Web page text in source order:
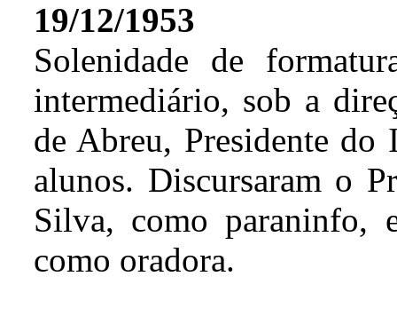
19/12/1953
Solenidade de
intermediário, sob a
de Abreu, Presidente
alunos. Discursaram o
Silva, como paraninfo,
como oradora.